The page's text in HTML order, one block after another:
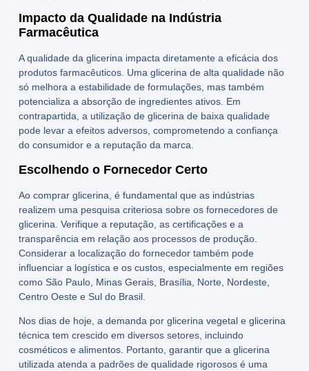
Impacto da Qualidade na Indústria
Farmacêutica
A qualidade da glicerina impacta diretamente a eficácia dos
produtos farmacêuticos. Uma glicerina de alta qualidade não
só melhora a estabilidade de formulações, mas também
potencializa a absorção de ingredientes ativos. Em
contrapartida, a utilização de glicerina de baixa qualidade
pode levar a efeitos adversos, comprometendo a confiança
do consumidor e a reputação da marca.
Escolhendo o Fornecedor Certo
Ao comprar glicerina , é fundamental que as indústrias
realizem uma pesquisa criteriosa sobre os fornecedores de
glicerina . Verifique a reputação, as certificações e a
transparência em relação aos processos de produção.
Considerar a localização do fornecedor também pode
influenciar a logística e os custos, especialmente em regiões
como São Paulo, Minas Gerais, Brasília Norte, Nordeste,
Centro Oestee Suldo Brasil.
Nos dias de hoje, a demanda por glicerina vegetal e glicerina
técnica tem crescido em diversos setores, incluindo
cosméticos e alimentos. Portanto, garantir que a glicerina
utilizada atenda a padrões de qualidade rigorosos é uma